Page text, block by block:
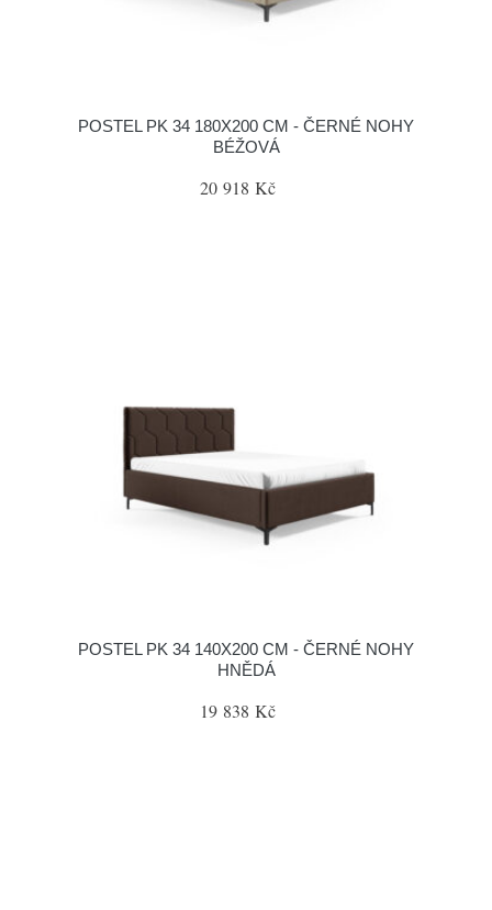
POSTEL PK 34 180X200 CM - ČERNÉ NOHY
BÉŽOVÁ
20 918 Kč
POSTEL PK 34 140X200 CM - ČERNÉ NOHY
HNĚDÁ
19 838 Kč